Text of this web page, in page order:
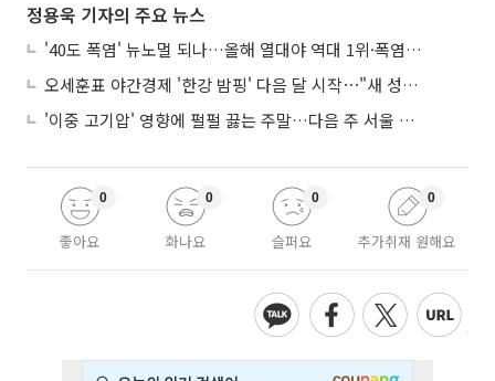
정용욱 기자의 주요 뉴스
'40도 폭염' 뉴노멀 되나…올해 열대야 역대 1위·폭염일수 평년 3배 넘어
오세훈표 야간경제 '한강 밤핑' 다음 달 시작⋯"새 성장동력 만들 것"
'이중 고기압' 영향에 펄펄 끓는 주말…다음 주 서울 포함 서쪽이 더 덥다
좋아요
0
화나요
0
슬퍼요
0
추가취재 원해요
0